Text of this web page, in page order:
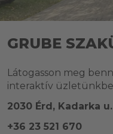
GRUBE
Látogasson meg
interaktív
2030 Érd, Kadarka u.
+36 23 521 670